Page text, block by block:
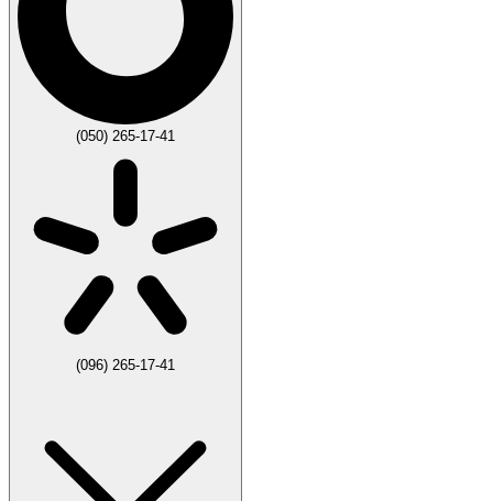
(050) 265-17-41
(096) 265-17-41